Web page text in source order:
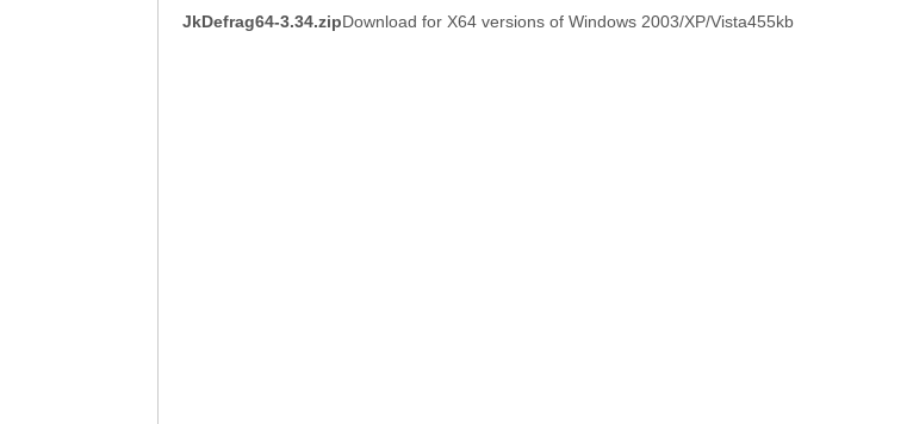
JkDefrag64-3.34.zipDownload for X64 versions of Windows 2003/XP/Vista455kb